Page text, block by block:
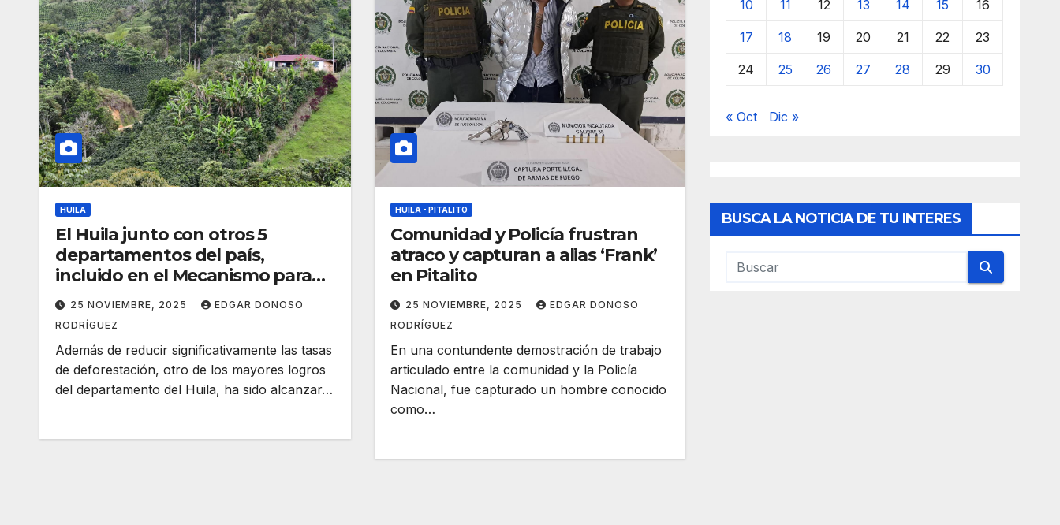
HUILA
El Huila junto con otros 5
departamentos del país,
incluido en el Mecanismo para
Bosques y Fincas de la FAO
25 NOVIEMBRE, 2025
EDGAR DONOSO
RODRÍGUEZ
Además de reducir significativamente las tasas
de deforestación, otro de los mayores logros
del departamento del Huila, ha sido alcanzar…
HUILA - PITALITO
Comunidad y Policía frustran
atraco y capturan a alias ‘Frank’
en Pitalito
25 NOVIEMBRE, 2025
EDGAR DONOSO
RODRÍGUEZ
En una contundente demostración de trabajo
articulado entre la comunidad y la Policía
Nacional, fue capturado un hombre conocido
como…
10 11 12 13 14 15 16
17 18 19 20 21 22 23
24 25 26 27 28 29 30
« Oct Dic »
BUSCA LA NOTICIA DE TU INTERES